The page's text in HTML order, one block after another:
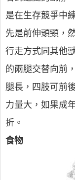
是在生存競爭中
先是前伸頭頸，
行走方式同其他
的兩腿交替向前
腿長，四肢可前
力量大，如果成
折。
食物